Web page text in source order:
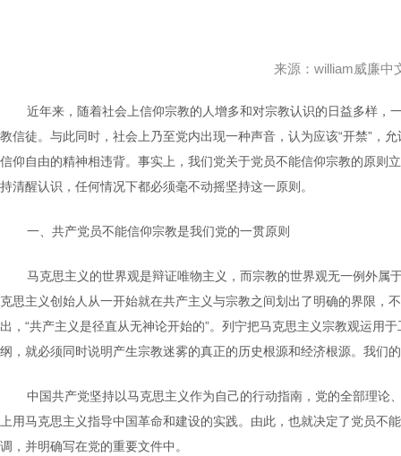
来源：william威廉中
近年来，随着社会上信仰宗教的人增多和对宗教认识的日益多样
教信徒。与此同时，社会上乃至党内出现一种声音，认为应该“开禁”，
信仰自由的精神相违背。事实上，我们党关于党员不能信仰宗教的原则
持清醒认识，任何情况下都必须毫不动摇坚持这一原则。
一、共产党员不能信仰宗教是我们党的一贯原则
马克思主义的世界观是辩证唯物主义，而宗教的世界观无一例外
克思主义创始人从一开始就在共产主义与宗教之间划出了明确的界限，
出，“共产主义是径直从无神论开始的”。列宁把马克思主义宗教观运用
纲，就必须同时说明产生宗教迷雾的真正的历史根源和经济根源。我
中国共产党坚持以马克思主义作为自己的行动指南，党的全部理
上用马克思主义指导中国革命和建设的实践。由此，也就决定了党员
调，并明确写在党的重要文件中。